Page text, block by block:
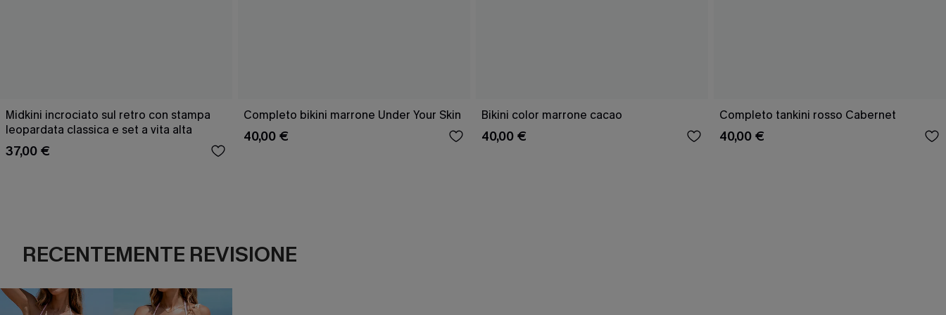
Midkini incrociato sul retro con stampa
leopardata classica e set a vita alta
37,00 €
Completo bikini marrone Under Your Skin
40,00 €
Bikini color marrone cacao
40,00 €
Completo tankini rosso Cabernet
40,00 €
RECENTEMENTE REVISIONE